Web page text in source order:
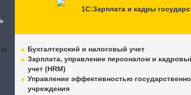
1С:Зарплата и кадры
Бухгалтерский и налоговый учет
Зарплата, управление персоналом и
учет (HRM)
Управление эффективностью
учреждения